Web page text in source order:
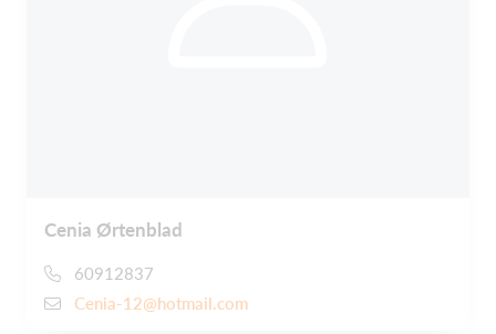
Cenia Ørtenblad
60912837
Cenia-12@hotmail.com